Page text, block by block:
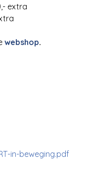
extra
webshop.
in-beweging.pdf